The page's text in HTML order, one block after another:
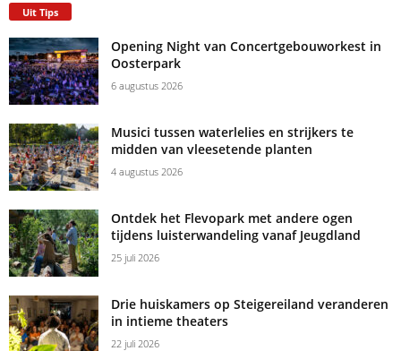
Uit Tips
Opening Night van Concertgebouworkest in
Oosterpark
6 augustus 2026
Musici tussen waterlelies en strijkers te
midden van vleesetende planten
4 augustus 2026
Ontdek het Flevopark met andere ogen
tijdens luisterwandeling vanaf Jeugdland
25 juli 2026
Drie huiskamers op Steigereiland veranderen
in intieme theaters
22 juli 2026